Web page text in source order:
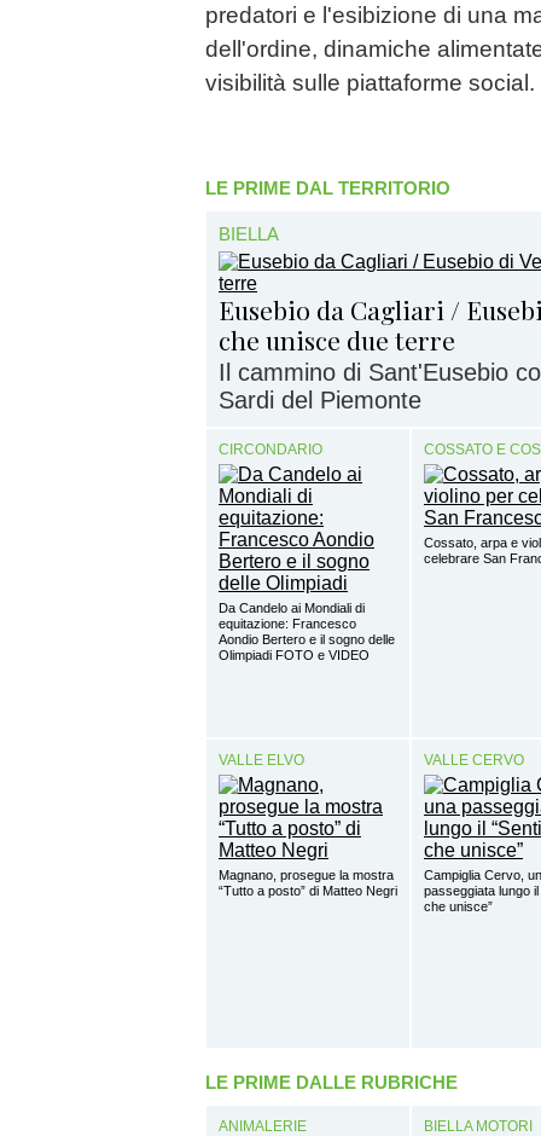
predatori e l'esibizione di una
dell'ordine, dinamiche
visibilità sulle piattaforme social.
LE PRIME DAL TERRITORIO
BIELLA
Eusebio da Cagliari /
che unisce due terre
Il cammino di Sant'Eusebio
Sardi del Piemonte
CIRCONDARIO
Da Candelo ai Mondiali di
equitazione: Francesco
Aondio Bertero e il sogno delle
Olimpiadi FOTO e VIDEO
COSSATO E
Cossato, arpa e
celebrare San
VALLE ELVO
Magnano, prosegue la mostra
“Tutto a posto” di Matteo Negri
VALLE CERVO
Campiglia Cervo,
passeggiata lungo il
che unisce”
LE PRIME DALLE RUBRICHE
ANIMALERIE BIELLA MOTORI